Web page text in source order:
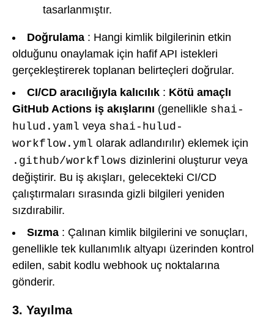
tasarlanmıştır.
Doğrulama : Hangi kimlik bilgilerinin etkin
olduğunu onaylamak için hafif API istekleri
gerçekleştirerek toplanan belirteçleri doğrular.
CI/CD aracılığıyla kalıcılık : Kötü amaçlı
GitHub Actions iş akışlarını (genellikle shai-
hulud.yaml veya shai-hulud-
workflow.yml olarak adlandırılır) eklemek için
.github/workflows dizinlerini oluşturur veya
değiştirir. Bu iş akışları, gelecekteki CI/CD
çalıştırmaları sırasında gizli bilgileri yeniden
sızdırabilir.
Sızma : Çalınan kimlik bilgilerini ve sonuçları,
genellikle tek kullanımlık altyapı üzerinden kontrol
edilen, sabit kodlu webhook uç noktalarına
gönderir.
3. Yayılma